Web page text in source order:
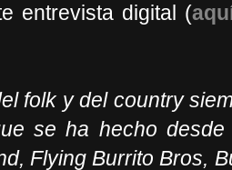
entrevista digital (
folk y del country
se ha hecho
Flying Burrito Bros,